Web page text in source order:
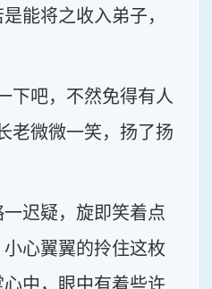
能将之收入弟子，
下吧，不然免得有人
老微微一笑，扬了扬
迟疑，旋即笑着点
心翼翼的拎住这枚
中，眼中有着些许